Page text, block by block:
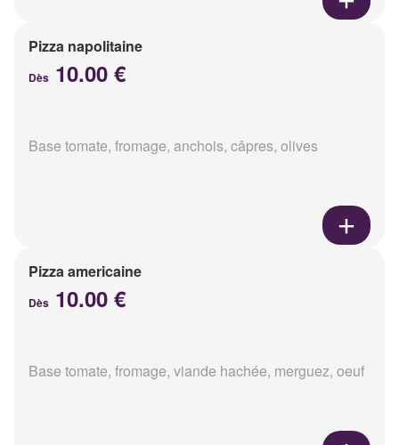
Pizza napolitaine
Dès 10.00 €
Base tomate, fromage, anchois, câpres, olives
Pizza americaine
Dès 10.00 €
Base tomate, fromage, viande hachée, merguez, oeuf